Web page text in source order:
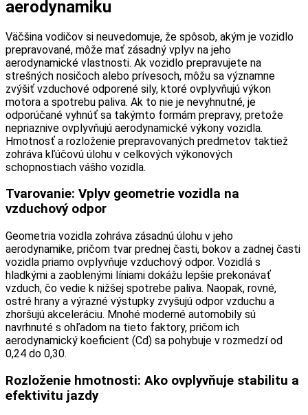
aerodynamiku
Väčšina vodičov si neuvedomuje, že spôsob, akým je vozidlo
prepravované, môže mať zásadný vplyv na jeho
aerodynamické vlastnosti. Ak vozidlo prepravujete na
strešných nosičoch alebo prívesoch, môžu sa významne
zvýšiť vzduchové odporené sily, ktoré ovplyvňujú výkon
motora a spotrebu paliva. Ak to nie je nevyhnutné, je
odporúčané vyhnúť sa takýmto formám prepravy, pretože
nepriaznive ovplyvňujú aerodynamické výkony vozidla.
Hmotnosť a rozloženie prepravovaných predmetov taktiež
zohráva kľúčovú úlohu v celkových výkonových
schopnostiach vášho vozidla.
Tvarovanie: Vplyv geometrie vozidla na
vzduchový odpor
Geometria vozidla zohráva zásadnú úlohu v jeho
aerodynamike, pričom tvar prednej časti, bokov a zadnej časti
vozidla priamo ovplyvňuje vzduchový odpor. Vozidlá s
hladkými a zaoblenými líniami dokážu lepšie prekonávať
vzduch, čo vedie k nižšej spotrebe paliva. Naopak, rovné,
ostré hrany a výrazné výstupky zvyšujú odpor vzduchu a
zhoršujú akceleráciu. Mnohé moderné automobily sú
navrhnuté s ohľadom na tieto faktory, pričom ich
aerodynamický koeficient (Cd) sa pohybuje v rozmedzí od
0,24 do 0,30.
Rozloženie hmotnosti: Ako ovplyvňuje stabilitu a
efektivitu jazdy